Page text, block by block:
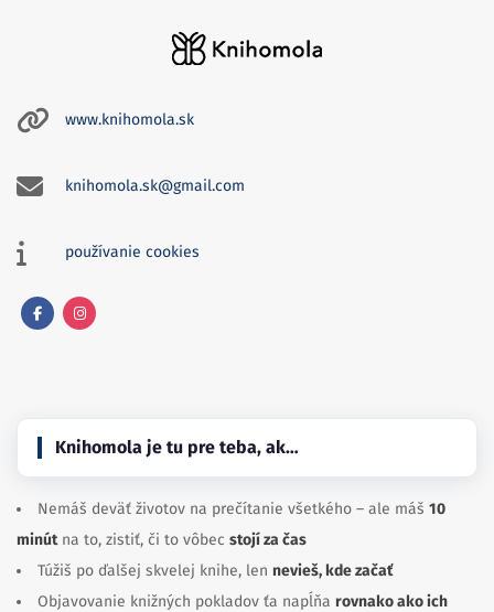
www.knihomola.sk
knihomola.sk@gmail.com
používanie cookies
Knihomola je tu pre teba, ak…
Nemáš deväť životov na prečítanie všetkého – ale máš 10
minútna to, zistiť, či to vôbec stojí za čas
Túžiš po ďalšej skvelej knihe, len nevieš, kde začať
Objavovanie knižných pokladov ťa napĺňa rovnako ako ich